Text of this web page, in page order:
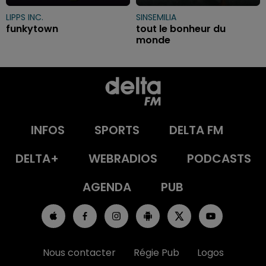
LIPPS INC.
funkytown
SINSEMILIA
tout le bonheur du
monde
INFOS SPORTS
DELTA FM
DELTA+
WEBRADIOS
PODCASTS
AGENDA
PUB
Nous contacter Régie Pub Logos